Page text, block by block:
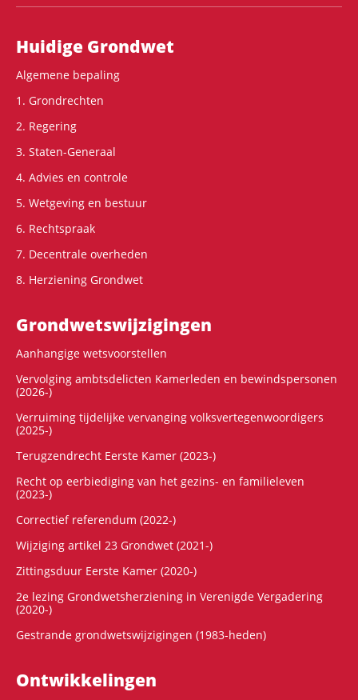
Hoofdnavigatie
Huidige Grondwet
Algemene bepaling
1. Grondrechten
2. Regering
3. Staten-Generaal
4. Advies en controle
5. Wetgeving en bestuur
6. Rechtspraak
7. Decentrale overheden
8. Herziening Grondwet
Grondwets­wijzigingen
Aanhangige wetsvoorstellen
Vervolging ambtsdelicten Kamerleden en bewindspersonen
(2026-)
Verruiming tijdelijke vervanging volksvertegenwoordigers
(2025-)
Terugzendrecht Eerste Kamer (2023-)
Recht op eerbiediging van het gezins- en familieleven
(2023-)
Correctief referendum (2022-)
Wijziging artikel 23 Grondwet (2021-)
Zittingsduur Eerste Kamer (2020-)
2e lezing Grondwetsherziening in Verenigde Vergadering
(2020-)
Gestrande grondwetswijzigingen (1983-heden)
Ontwikke­lingen